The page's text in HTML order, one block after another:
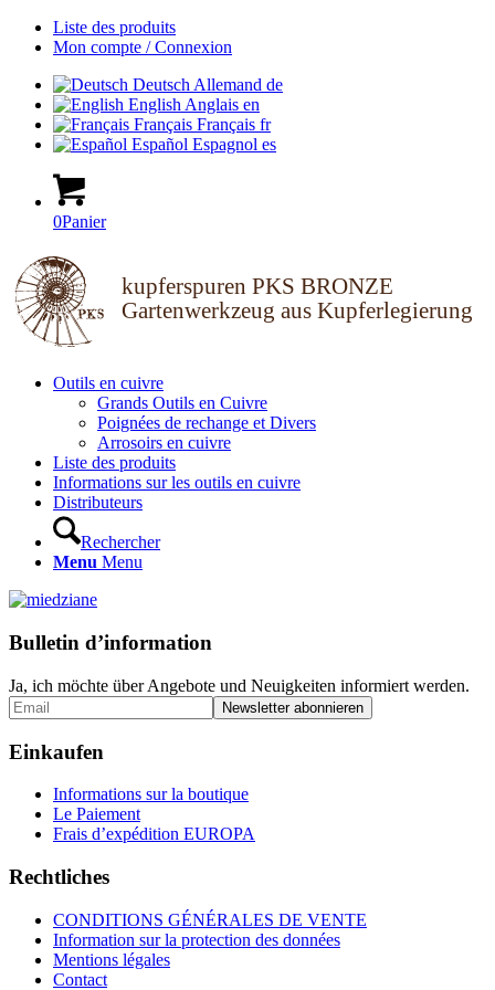
Liste des produits
Mon compte / Connexion
Deutsch Allemand de
English Anglais en
Français Français fr
Español Espagnol es
0Panier
kupferspuren PKS BRONZE
Gartenwerkzeug aus Kupferlegierung
Outils en cuivre
Grands Outils en Cuivre
Poignées de rechange et Divers
Arrosoirs en cuivre
Liste des produits
Informations sur les outils en cuivre
Distributeurs
Rechercher
Menu Menu
Bulletin d’information
Ja, ich möchte über Angebote und Neuigkeiten informiert werden.
Einkaufen
Informations sur la boutique
Le Paiement
Frais d’expédition EUROPA
Rechtliches
CONDITIONS GÉNÉRALES DE VENTE
Information sur la protection des données
Mentions légales
Contact